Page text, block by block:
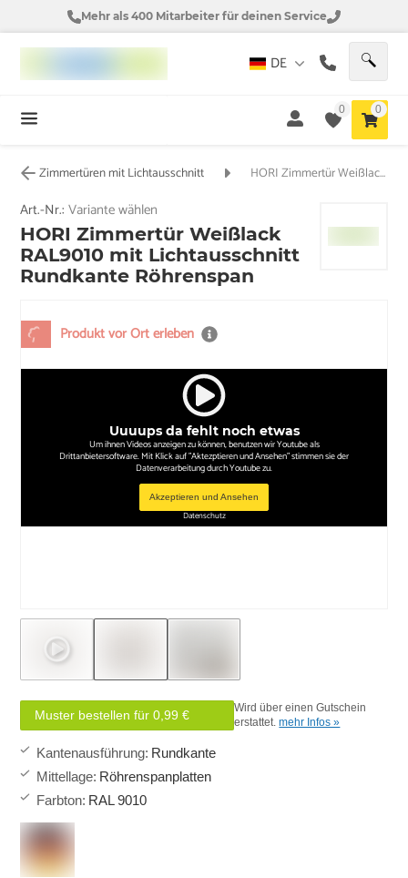
Mehr als 400 Mitarbeiter für deinen Service
DE
0 0
Zimmertüren mit Lichtausschnitt HORI Zimmertür Weißlack RAL9010 mit Lichtausschnitt Rundkante Röhrenspan
Produkt vor Ort erleben
Uuuups da fehlt noch etwas
Um ihnen Videos anzeigen zu können, benutzen wir Youtube als
Drittanbietersoftware. Mit Klick auf "Aktezptieren und Ansehen" stimmen sie der
Datenverarbeitung durch Youtube zu.
Akzeptieren und Ansehen
Datenschutz
Art.-Nr.:Variante wählen
HORI Zimmertür Weißlack
RAL9010 mit Lichtausschnitt
Rundkante Röhrenspan
Muster bestellen für 0,99 €
Wird über einen Gutschein
erstattet.mehr Infos »
Kantenausführung: Rundkante
Mittellage: Röhrenspanplatten
Farbton: RAL 9010